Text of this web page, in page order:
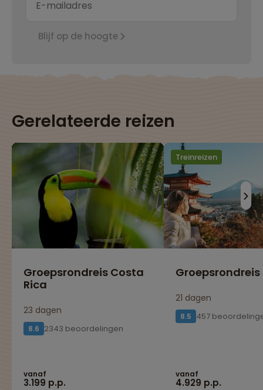
Blijf op de hoogte
Gerelateerde reizen
Groepsrondreis Costa
Rica
23 dagen
8.6 2343 beoordelingen
vanaf
3.199 p.p.
Treinreizen
21 dagen
8.5 457
vanaf
4.929 p.p.